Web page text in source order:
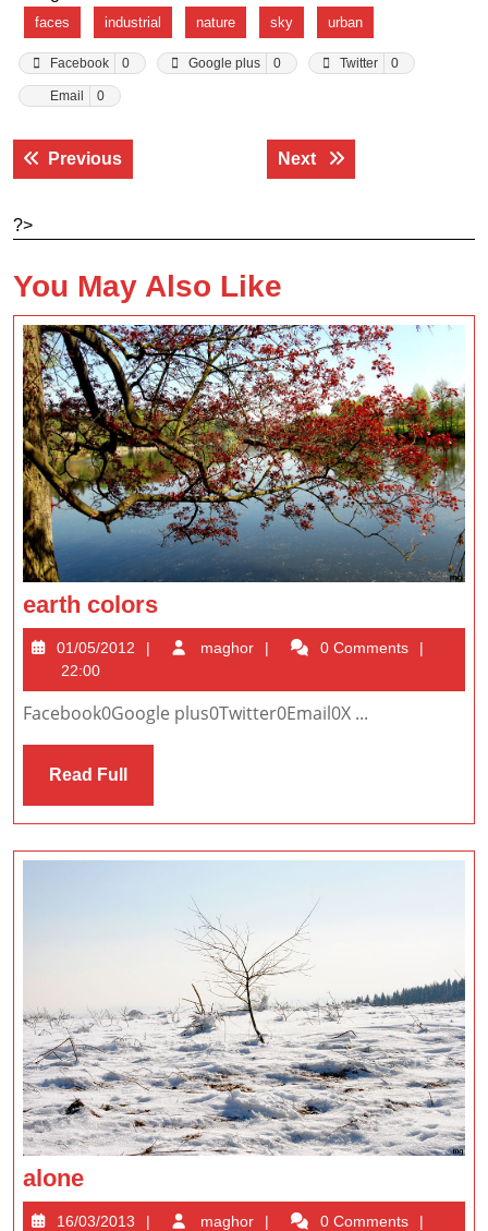
faces industrial nature sky urban
Facebook 0 Google plus 0 Twitter 0
Email 0
Navigace
proPreviousPrevious post: Next Next post:
?>
You May Also Like
earth colorsearth
colors
01/05/2012 01/05/2012
maghor maghor0 Comments
22:00
Facebook0Google plus0Twitter0Email0X ...
Read Full Read
alonealone
16/03/2013 16/03/2013
maghor maghor0 Comments